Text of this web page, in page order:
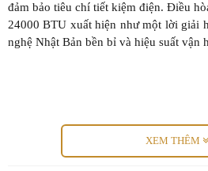
đảm bảo tiêu chí tiết kiệm điện. Điều
24000 BTU xuất hiện như một lời giải
nghệ Nhật Bản bền bỉ và hiệu suất vận
XEM THÊM